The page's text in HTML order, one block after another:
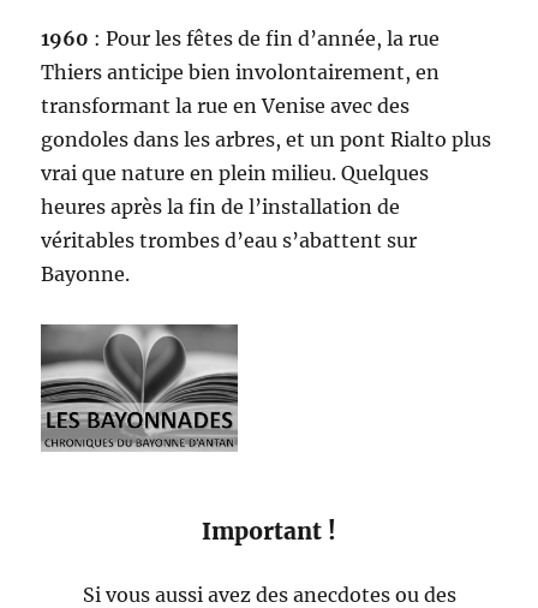
1960 : Pour les fêtes de fin d’année, la rue
Thiers anticipe bien involontairement, en
transformant la rue en Venise avec des
gondoles dans les arbres, et un pont Rialto plus
vrai que nature en plein milieu. Quelques
heures après la fin de l’installation de
véritables trombes d’eau s’abattent sur
Bayonne.
Important !
Si vous aussi avez des anecdotes ou des